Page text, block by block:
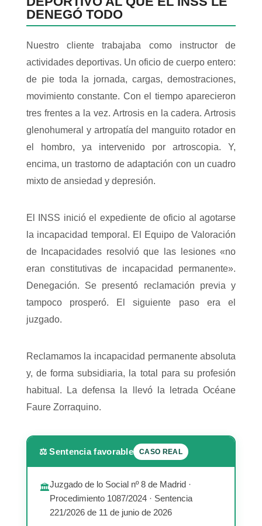
DENEGÓ TODO
Nuestro cliente trabajaba como instructor de
actividades deportivas. Un oficio de cuerpo entero:
de pie toda la jornada, cargas, demostraciones,
movimiento constante. Con el tiempo aparecieron
tres frentes a la vez. Artrosis en la cadera. Artrosis
glenohumeral y artropatía del manguito rotador en
el hombro, ya intervenido por artroscopia. Y,
encima, un trastorno de adaptación con un cuadro
mixto de ansiedad y depresión.
El INSS inició el expediente de oficio al agotarse
la incapacidad temporal. El Equipo de Valoración
de Incapacidades resolvió que las lesiones «no
eran constitutivas de incapacidad permanente».
Denegación. Se presentó reclamación previa y
tampoco prosperó. El siguiente paso era el
juzgado.
Reclamamos la incapacidad permanente absoluta
y, de forma subsidiaria, la total para su profesión
habitual. La defensa la llevó la letrada Océane
Faure Zorraquino.
⚖️ Sentencia favorable CASO REAL
🏛️Juzgado de lo Social nº 8 de Madrid ·
Procedimiento 1087/2024 · Sentencia
221/2026 de 11 de junio de 2026